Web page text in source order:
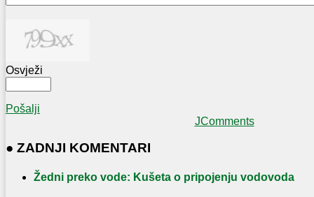
Osvježi
Pošalji
JComments
● ZADNJI KOMENTARI
Žedni preko vode: Kušeta o pripojenju vodovoda